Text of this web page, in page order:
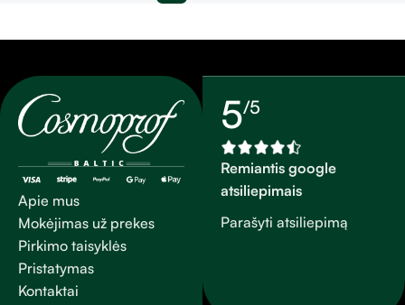
Apie mus
Mokėjimas už prekes
Pirkimo taisyklės
Pristatymas
Kontaktai
5/5
Remiantis google
atsiliepimais
Parašyti atsiliepimą